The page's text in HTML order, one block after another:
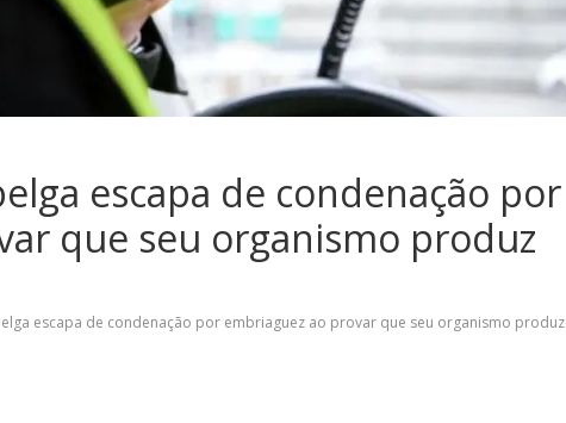
escapa de condenação por
que seu organismo produz
escapa de condenação por embriaguez ao provar que seu organismo produz